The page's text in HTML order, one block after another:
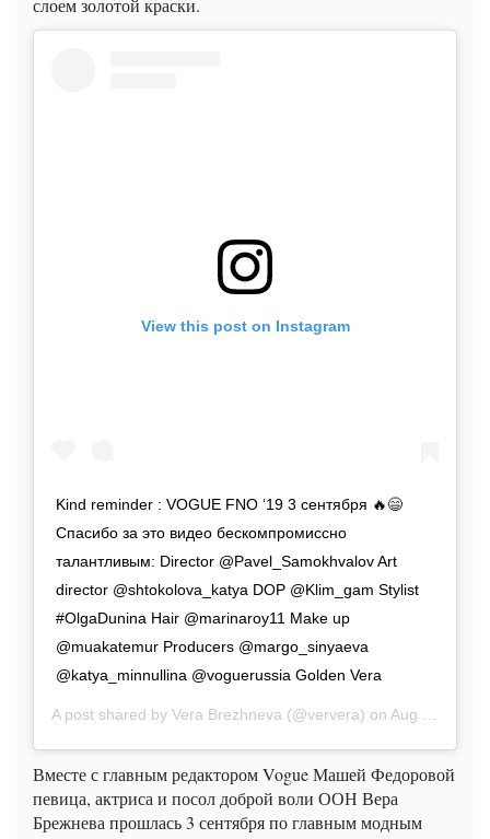
слоем золотой краски.
View this post on Instagram
Kind reminder : VOGUE FNO ‘19 3 сентября 🔥😄
Спасибо за это видео бескомпромиссно
талантливым: Director @Pavel_Samokhvalov Art
director @shtokolova_katya DOP @Klim_gam Stylist
#OlgaDunina Hair @marinaroy11 Make up
@muakatemur Producers @margo_sinyaeva
@katya_minnullina @voguerussia Golden Vera
A post shared by Vera Brezhneva (@ververa) on Aug 27, 2019 at 8:25am PDT
Вместе с главным редактором Vogue Машей Федоровой
певица, актриса и посол доброй воли ООН Вера
Брежнева прошлась 3 сентября по главным модным